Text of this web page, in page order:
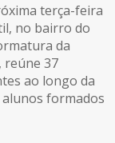
terça-feira
no bairro do
da
reúne 37
ao longo da
alunos formados